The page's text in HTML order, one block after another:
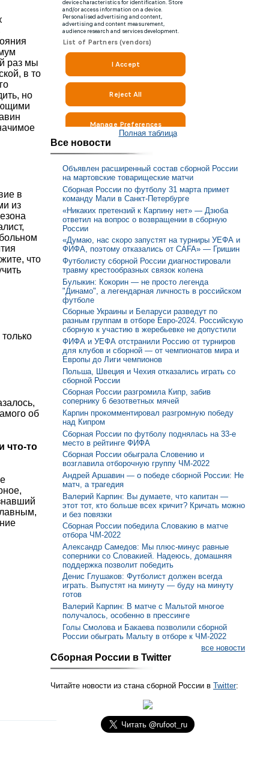
раз мы
в то
но
в
из
что
об
что-то
Полная таблица
Все новости
Объявлен расширенный состав сборной России
на мартовские товарищеские матчи
Сборная России по футболу 31 марта примет
команду Мали в Санкт-Петербурге
«Никаких претензий к Карпину нет» — Дзюба
ответил на вопрос о возвращении в сборную
России
«Думаю, нас скоро запустят на турниры УЕФА и
ФИФА, поэтому отказались от CAFA» — Гришин
Футболисту сборной России диагностировали
травму крестообразных связок колена
Булыкин: Кокорин — не просто легенда
"Динамо", а легендарная личность в российском
футболе
Сборные Украины и Беларуси разведут по
разным группам в отборе Евро-2024. Российскую
сборную к участию в жеребьевке не допустили
ФИФА и УЕФА отстранили Россию от турниров
для клубов и сборной — от чемпионатов мира и
Европы до Лиги чемпионов
Польша, Швеция и Чехия отказались играть со
сборной России
Сборная России разгромила Кипр, забив
сопернику 6 безответных мячей
Карпин прокомментировал разгромную победу
над Кипром
Сборная России по футболу поднялась на 33-е
место в рейтинге ФИФА
Сборная России обыграла Словению и
возглавила отборочную группу ЧМ-2022
Андрей Аршавин — о победе сборной России: Не
матч, а трагедия
Валерий Карпин: Вы думаете, что капитан —
этот тот, кто больше всех кричит? Кричать можно
и без повязки
Сборная России победила Словакию в матче
отбора ЧМ-2022
Александр Самедов: Мы плюс-минус равные
соперники со Словакией. Надеюсь, домашняя
поддержка позволит победить
Денис Глушаков: Футболист должен всегда
играть. Выпустят на минуту — буду на минуту
готов
Валерий Карпин: В матче с Мальтой многое
получалось, особенно в прессинге
Голы Смолова и Бакаева позволили сборной
России обыграть Мальту в отборе к ЧМ-2022
все новости
Сборная России в Twitter
Читайте новости из стана сборной России в Twitter: